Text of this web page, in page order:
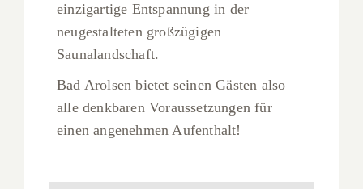
einzigartige Entspannung in der
neugestalteten großzügigen
Saunalandschaft.
Bad Arolsen bietet seinen Gästen also
alle denkbaren Voraussetzungen für
einen angenehmen Aufenthalt!